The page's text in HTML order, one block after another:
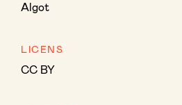
Algot
LICENS
CC BY